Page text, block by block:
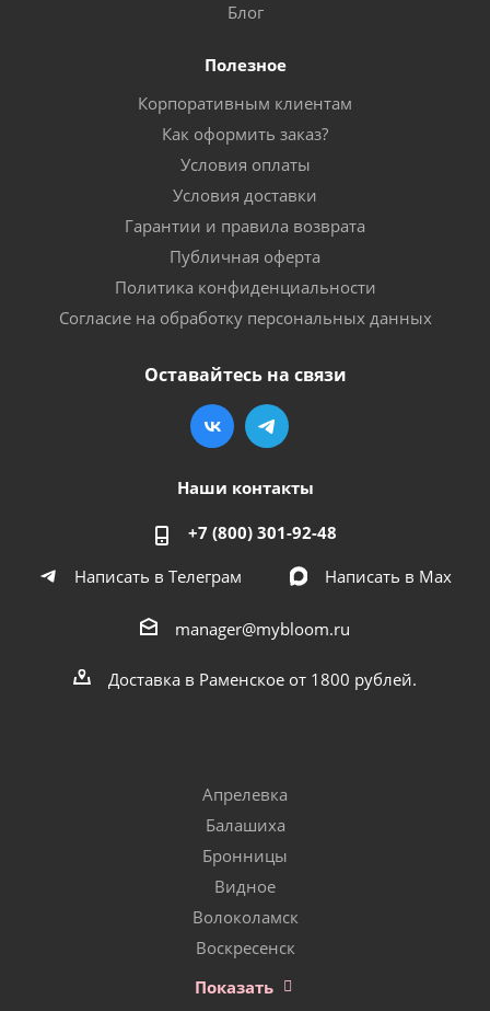
Блог
Полезное
Корпоративным клиентам
Как оформить заказ?
Условия оплаты
Условия доставки
Гарантии и правила возврата
Публичная оферта
Политика конфиденциальности
Согласие на обработку персональных данных
Оставайтесь на связи
Наши контакты
+7 (800) 301-92-48
Написать в Телеграм
Написать в Мах
manager@mybloom.ru
Доставка в Раменское от 1800 рублей.
Апрелевка
Балашиха
Бронницы
Видное
Волоколамск
Воскресенск
Показать